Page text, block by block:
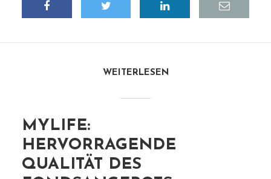
WEITERLESEN
MYLIFE:
HERVORRAGENDE
QUALITÄT DES